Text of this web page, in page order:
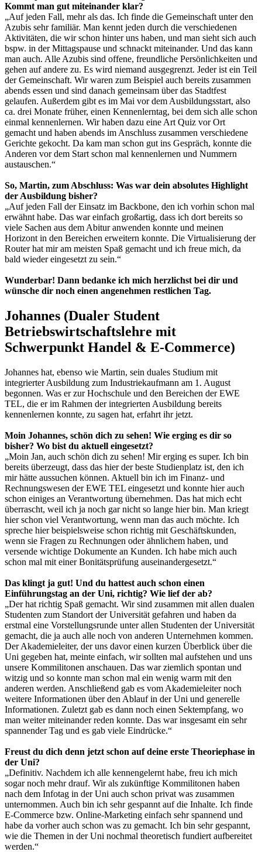
Kommt man gut miteinander klar?
„Auf jeden Fall, mehr als das. Ich finde die Gemeinschaft unter den
Azubis sehr familiär. Man kennt jeden durch die verschiedenen
Aktivitäten, die wir schon hinter uns haben, und man sieht sich auch
bspw. in der Mittagspause und schnackt miteinander. Und das kann
man auch. Alle Azubis sind offene, freundliche Persönlichkeiten und
gehen auf andere zu. Es wird niemand ausgegrenzt. Jeder ist ein Teil
der Gemeinschaft. Wir waren zum Beispiel auch bereits zusammen
abends essen und sind danach gemeinsam über das Stadtfest
gelaufen. Außerdem gibt es im Mai vor dem Ausbildungsstart, also
ca. drei Monate früher, einen Kennenlerntag, bei dem sich alle schon
einmal kennenlernen. Wir haben dazu eine Art Quiz vor Ort
gemacht und haben abends im Anschluss zusammen verschiedene
Gerichte gekocht. Da kam man schon gut ins Gespräch, konnte die
Anderen vor dem Start schon mal kennenlernen und Nummern
austauschen.“
So, Martin, zum Abschluss: Was war dein absolutes Highlight
der Ausbildung bisher?
„Auf jeden Fall der Einsatz im Backbone, den ich vorhin schon mal
erwähnt habe. Das war einfach großartig, dass ich dort bereits so
viele Sachen aus dem Abitur anwenden konnte und meinen
Horizont in den Bereichen erweitern konnte. Die Virtualisierung der
Router hat mir am meisten Spaß gemacht und ich freue mich, da
bald wieder eingesetzt zu sein.“
Wunderbar! Dann bedanke ich mich herzlichst bei dir und
wünsche dir noch einen angenehmen restlichen Tag.
Johannes (Dualer Student
Betriebswirtschaftslehre mit
Schwerpunkt Handel & E-Commerce)
Johannes hat, ebenso wie Martin, sein duales Studium mit
integrierter Ausbildung zum Industriekaufmann am 1. August
begonnen. Was er zur Hochschule und den Bereichen der EWE
TEL, die er im Rahmen der integrierten Ausbildung bereits
kennenlernen konnte, zu sagen hat, erfahrt ihr jetzt.
Moin Johannes, schön dich zu sehen! Wie erging es dir so
bisher? Wo bist du aktuell eingesetzt?
„Moin Jan, auch schön dich zu sehen! Mir erging es super. Ich bin
bereits überzeugt, dass das hier der beste Studienplatz ist, den ich
mir hätte aussuchen können. Aktuell bin ich im Finanz- und
Rechnungswesen der EWE TEL eingesetzt und konnte hier auch
schon einiges an Verantwortung übernehmen. Das hat mich echt
überrascht, weil ich ja noch gar nicht so lange hier bin. Man kriegt
hier schon viel Verantwortung, wenn man das auch möchte. Ich
spreche hier beispielsweise schon richtig mit Geschäftskunden,
wenn sie Fragen zu Rechnungen oder ähnlichem haben, und
versende wichtige Dokumente an Kunden. Ich habe mich auch
schon mal mit einer Bonitätsprüfung auseinandergesetzt.“
Das klingt ja gut! Und du hattest auch schon einen
Einführungstag an der Uni, richtig? Wie lief der ab?
„Der hat richtig Spaß gemacht. Wir sind zusammen mit allen dualen
Studenten zum Standort der Universität gefahren und haben da
erstmal eine Vorstellungsrunde unter allen Studenten der Universität
gemacht, die ja auch alle noch von anderen Unternehmen kommen.
Der Akademieleiter, der uns davor einen kurzen Überblick über die
Uni gegeben hat, meinte einfach, wir sollten mal aufstehen und uns
unsere Kommilitonen anschauen. Das war ziemlich spontan und
witzig und so konnte man schon mal ein wenig warm mit den
anderen werden. Anschließend gab es vom Akademieleiter noch
weitere Informationen über den Ablauf in der Uni und generelle
Informationen. Zuletzt gab es dann noch einen Sektempfang, wo
man weiter miteinander reden konnte. Das war insgesamt ein sehr
spannender Tag und es gab viele Eindrücke.“
Freust du dich denn jetzt schon auf deine erste Theoriephase in
der Uni?
„Definitiv. Nachdem ich alle kennengelernt habe, freu ich mich
sogar noch mehr drauf. Wir als zukünftige Kommilitonen haben
nach dem Infotag in der Uni auch schon privat was zusammen
unternommen. Auch bin ich sehr gespannt auf die Inhalte. Ich finde
E-Commerce bzw. Online-Marketing einfach sehr spannend und
habe da vorher auch schon was zu gemacht. Ich bin sehr gespannt,
wie die Themen in der Uni nochmal theoretisch fundiert aufbereitet
werden.“